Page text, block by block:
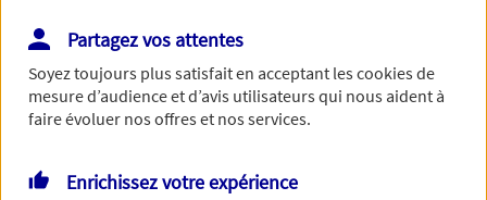
Vous disposez de droits sur les informations vous concernant. Pour
plus d’informations,cliquez ici.
Partagez vos attentes
Soyez toujours plus satisfait en acceptant lescookiesde
mesure d’audience et d’avis utilisateurs qui nous aident à
faire évoluer nos offres et nos services.
Enrichissez votre expérience